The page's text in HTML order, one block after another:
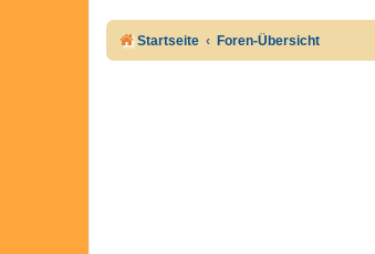
Startseite Foren-Übersicht